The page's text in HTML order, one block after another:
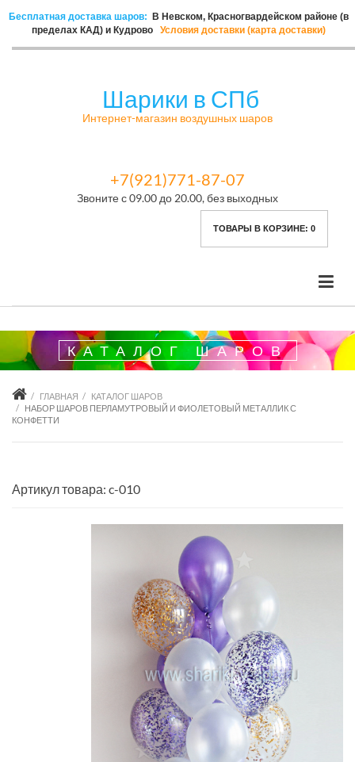
Бесплатная доставка шаров:
В Невском, Красногвардейском районе (в
пределах КАД) и Кудрово
Условия доставки (карта доставки)
Шарики в СПб
Интернет-магазин воздушных шаров
+7(921)771-87-07
Звоните с 09.00 до 20.00, без выходных
ТОВАРЫ В КОРЗИНЕ: 0
КАТАЛОГ ШАРОВ
ГЛАВНАЯ
КАТАЛОГ ШАРОВ
НАБОР ШАРОВ ПЕРЛАМУТРОВЫЙ И ФИОЛЕТОВЫЙ МЕТАЛЛИК С
КОНФЕТТИ
Артикул товара: c-010